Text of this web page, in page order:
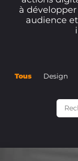
à
audience
Tous Design